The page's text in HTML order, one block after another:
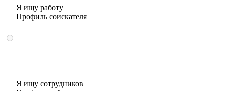
Я ищу работу
Профиль соискателя
Я ищу сотрудников